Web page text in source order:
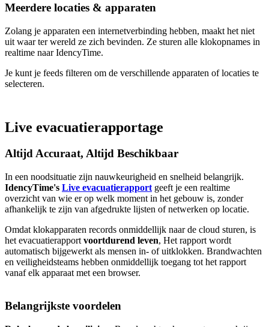
Meerdere locaties & apparaten
Zolang je apparaten een internetverbinding hebben, maakt het niet
uit waar ter wereld ze zich bevinden. Ze sturen alle klokopnames in
realtime naar IdencyTime.
Je kunt je feeds filteren om de verschillende apparaten of locaties te
selecteren.
Live evacuatierapportage
Altijd Accuraat, Altijd Beschikbaar
In een noodsituatie zijn nauwkeurigheid en snelheid belangrijk.
IdencyTime's Live evacuatierapport geeft je een realtime
overzicht van wie er op welk moment in het gebouw is, zonder
afhankelijk te zijn van afgedrukte lijsten of netwerken op locatie.
Omdat klokapparaten records onmiddellijk naar de cloud sturen, is
het evacuatierapport voortdurend leven, Het rapport wordt
automatisch bijgewerkt als mensen in- of uitklokken. Brandwachten
en veiligheidsteams hebben onmiddellijk toegang tot het rapport
vanaf elk apparaat met een browser.
Belangrijkste voordelen